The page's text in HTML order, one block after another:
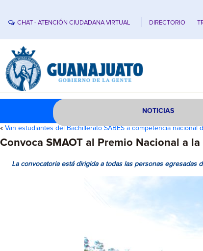
CHAT - ATENCIÓN CIUDADANA VIRTUAL DIRECTORIO
NOTICIAS
« Van estudiantes del Bachillerato SABES a competencia nacional
Convoca SMAOT al Premio Nacional a
La convocatoria está dirigida a todas las personas